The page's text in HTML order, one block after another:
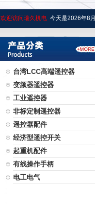
欢迎访问瑞久机电 今天是2026年8月
台湾LCC高端遥控器
变频器遥控器
工业遥控器
非标定制遥控器
遥控器配件
经济型遥控开关
起重机配件
有线操作手柄
电工电气